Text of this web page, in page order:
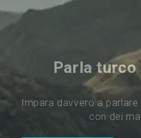
Parla turco
Impara davvero a
con dei